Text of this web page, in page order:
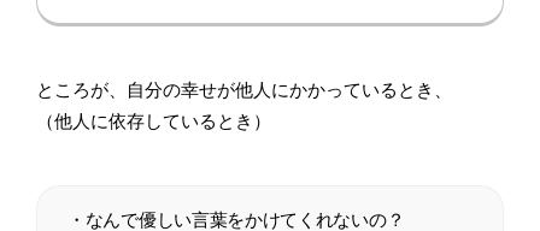
ところが、自分の幸せが他人にかかっているとき、
（他人に依存しているとき）
・なんで優しい言葉をかけてくれないの？